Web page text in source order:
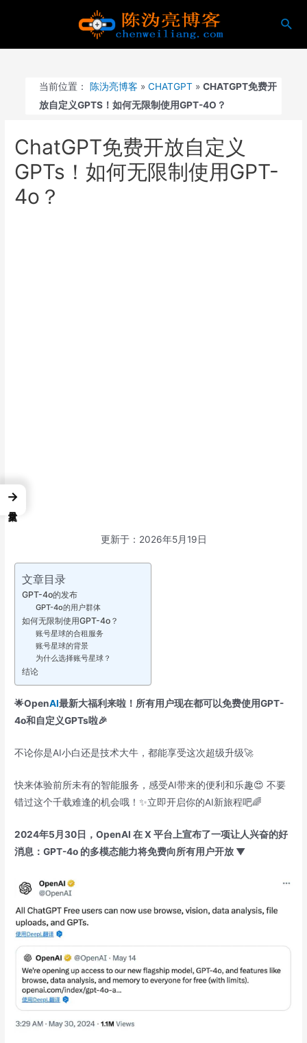
搜
当前位置： 陈沩亮博客 »CHATGPT »CHATGPT免费开
放自定义GPTS！如何无限制使用GPT-4O？
ChatGPT免费开放自定义
GPTs！如何无限制使用GPT-
4o？
更新于：2026年5月19日
文章目录
GPT-4o的发布
GPT-4o的用户群体
如何无限制使用GPT-4o？
账号星球的合租服务
账号星球的背景
为什么选择账号星球？
结论
🌟OpenAI最新大福利来啦！所有用户现在都可以免费使用GPT-
4o和自定义GPTs啦🎉
不论你是AI小白还是技术大牛，都能享受这次超级升级🚀
快来体验前所未有的智能服务，感受AI带来的便利和乐趣😍 不要
错过这个千载难逢的机会哦！✨立即开启你的AI新旅程吧🌈
2024年5月30日，OpenAI 在 X 平台上宣布了一项让人兴奋的好
消息：GPT-4o 的多模态能力将免费向所有用户开放 ▼
→